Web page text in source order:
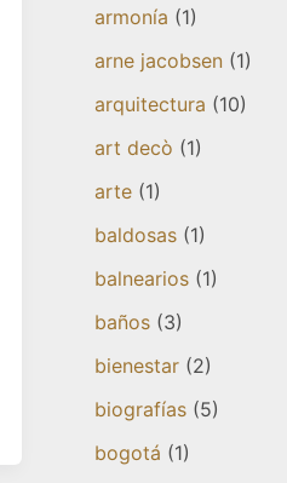
armonía (1)
arne jacobsen (1)
arquitectura (10)
art decò (1)
arte (1)
baldosas (1)
balnearios (1)
baños (3)
bienestar (2)
biografías (5)
bogotá (1)